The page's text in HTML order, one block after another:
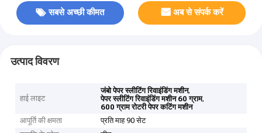
सबसे अच्छी कीमत अब से संपर्क करें
उत्पाद विवरण
हाई लाइट
जंबो पेपर स्लीटिंग रिवाइंडिंग मशीन,
पेपर स्लीटिंग रिवाइंडिंग मशीन 60 ग्राम,
600 ग्राम रोटरी पेपर कटिंग मशीन
आपूर्ति की क्षमता
प्रति माह 90 सेट